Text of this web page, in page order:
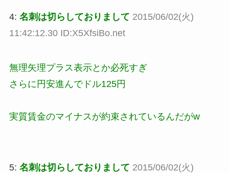
4: 名刺は切らしておりまして 2015/06/02(火)
11:42:12.30 ID:X5XfsiBo.net
無理矢理プラス表示とか必死すぎ
さらに円安進んでドル125円
実質賃金のマイナスが約束されているんだがw
5: 名刺は切らしておりまして 2015/06/02(火)